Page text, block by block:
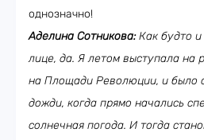
однозначно!
Аделина Сотникова:Как будто
лице, да. Я летом выступала на
на Площади Революции, и было
дожди, когда прямо начались
солнечная погода. И тогда